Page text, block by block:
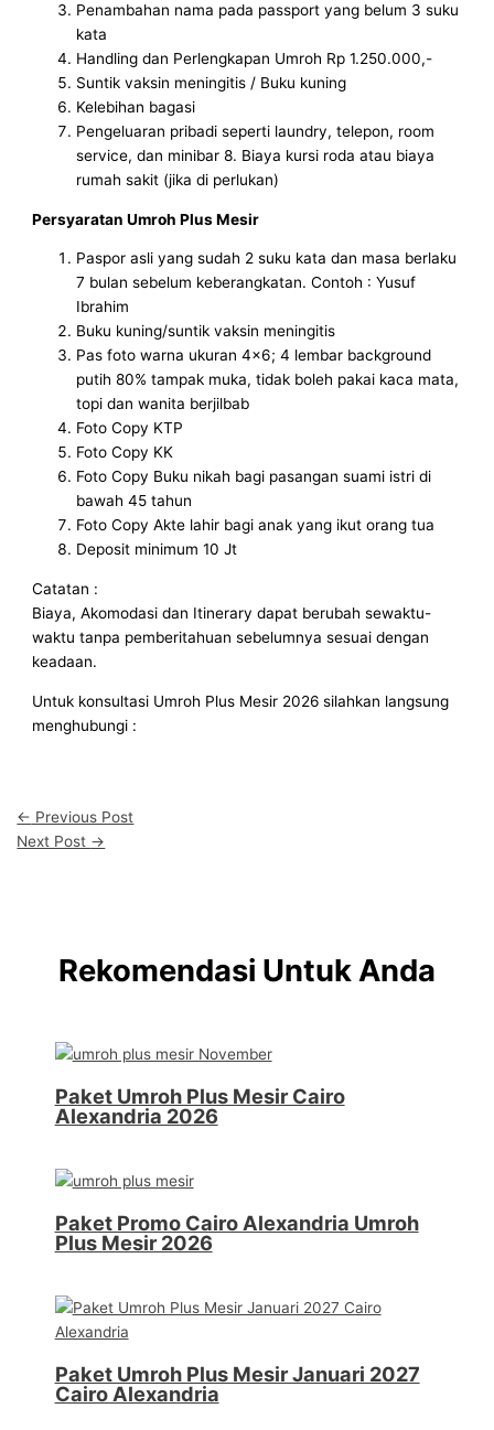
Penambahan nama pada passport yang belum 3 suku
kata
Handling dan Perlengkapan Umroh Rp 1.250.000,-
Suntik vaksin meningitis / Buku kuning
Kelebihan bagasi
Pengeluaran pribadi seperti laundry, telepon, room
service, dan minibar 8. Biaya kursi roda atau biaya
rumah sakit (jika di perlukan)
Persyaratan Umroh Plus Mesir
Paspor asli yang sudah 2 suku kata dan masa berlaku
7 bulan sebelum keberangkatan. Contoh : Yusuf
Ibrahim
Buku kuning/suntik vaksin meningitis
Pas foto warna ukuran 4×6; 4 lembar background
putih 80% tampak muka, tidak boleh pakai kaca mata,
topi dan wanita berjilbab
Foto Copy KTP
Foto Copy KK
Foto Copy Buku nikah bagi pasangan suami istri di
bawah 45 tahun
Foto Copy Akte lahir bagi anak yang ikut orang tua
Deposit minimum 10 Jt
Catatan :
Biaya, Akomodasi dan Itinerary dapat berubah sewaktu-
waktu tanpa pemberitahuan sebelumnya sesuai dengan
keadaan.
Untuk konsultasi Umroh Plus Mesir 2026 silahkan langsung
menghubungi :
← Previous Post
Next Post →
Rekomendasi Untuk Anda
Paket Umroh Plus Mesir Cairo
Alexandria 2026
Paket Promo Cairo Alexandria Umroh
Plus Mesir 2026
Paket Umroh Plus Mesir Januari 2027
Cairo Alexandria